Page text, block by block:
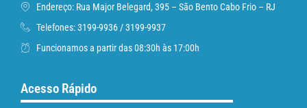
Endereço: Rua Major Belegard, 395 – São Bento Cabo Frio – RJ
Telefones: 3199-9936 / 3199-9937
Funcionamos a partir das 08:30h às 17:00h
Acesso Rápido